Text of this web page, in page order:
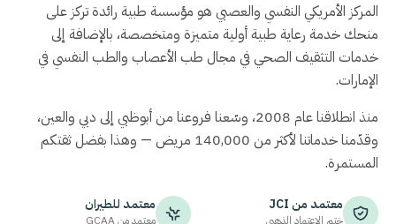
المركز الأمريكي النفسي والعصبي هو مؤسسة طبية رائدة تركز على
منحك خدمة رعاية طبية أولية متميزة ومتخصصة، بالإضافة إلى
خدمات التثقيف الصحي في مجال طب الأعصاب والطب النفسي في
الإمارات.
منذ انطلاقنا عام 2008، وسّعنا فروعنا من أبوظبي إلى دبي والعين،
وقدّمنا خدماتنا لأكثر من 140,000 مريض — وهذا بفضل ثقتكم
المستمرة.
معتمد منJCI
ختم الاعتماد الذهبي
معتمد للطيران
معتمد منGCAA